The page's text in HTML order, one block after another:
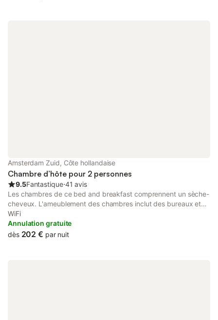
Amsterdam Zuid, Côte hollandaise
Chambre d’hôte pour 2 personnes
9.5Fantastique⋅41 avis
Les chambres de ce bed and breakfast comprennent un sèche-
cheveux. L'ameublement des chambres inclut des bureaux et
des tables à manger. Une télévision connectée est disponible
dans les chambres. Les salles de bain possèdent une douche.
WiFi
Annulation gratuite
dès 202 € par nuit